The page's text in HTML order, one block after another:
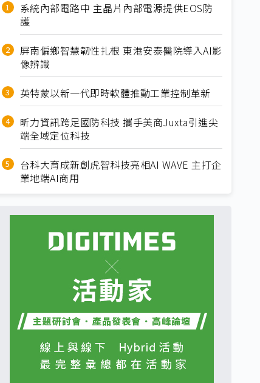
系統內部電路中 主晶片內部電源提供EOS防
護
屏南偏鄉智慧韌性扎根 東港安泰醫院導入AI影
像辨識
英特蒙以新一代即時軟體推動工業控制革新
昕力資訊跨足國防科技 攜手美商Juxta引進尖
端全域定位科技
台科大育成新創虎智科技亮相AI WAVE 主打企
業地端AI商用